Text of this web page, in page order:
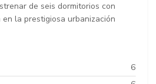
de seis dormitorios con
la prestigiosa urbanización
6